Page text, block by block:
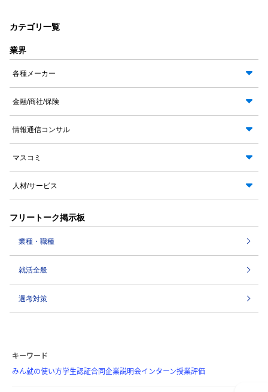
カテゴリ一覧
業界
各種メーカー
金融/商社/保険
情報通信コンサル
マスコミ
人材/サービス
フリートーク掲示板
業種・職種
就活全般
選考対策
キーワード
みん就の使い方学生認証合同企業説明会インターン授業評価